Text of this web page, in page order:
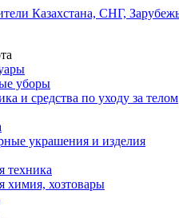
уборы
и средства по уходу за телом
украшения и изделия
техника
химия, хозтовары